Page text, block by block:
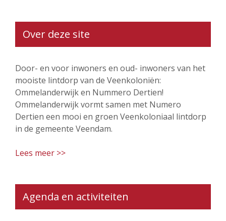
Over deze site
Door- en voor inwoners en oud- inwoners van het
mooiste lintdorp van de Veenkoloniën:
Ommelanderwijk en Nummero Dertien!
Ommelanderwijk vormt samen met Numero
Dertien een mooi en groen Veenkoloniaal lintdorp
in de gemeente Veendam.
Lees meer >>
Agenda en activiteiten